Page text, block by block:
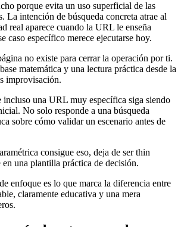
porque evita un uso superficial de las
La intención de búsqueda concreta atrae al
real aparece cuando la URL le enseña
caso específico merece ejecutarse hoy.
no existe para cerrar la operación por ti.
matemática y una lectura práctica desde la
improvisación.
incluso una URL muy específica siga siendo
No solo responde a una búsqueda
sobre cómo validar un escenario antes de
consigue eso, deja de ser thin
una plantilla práctica de decisión.
enfoque es lo que marca la diferencia entre
claramente educativa y una mera